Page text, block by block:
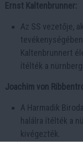
Ernst Kaltenbrunner:
Az SS vezetője,
Kaltenbrunnert
ítélték a
Joachim von
A Harmadik
halálra ítélték a
kivégezték.